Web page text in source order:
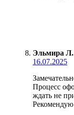
Эльмира Л.
16.07.2025
Процесс
ждать не